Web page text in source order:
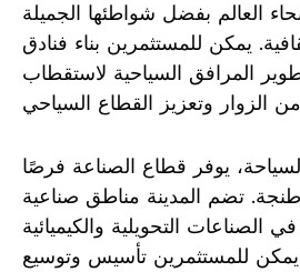
العالم بفضل شواطئها الجميلة
يمكن للمستثمرين بناء فنادق
المرافق السياحية لاستقطاب
السياحة، يوفر قطاع الصناعة فرصًا
تضم المدينة مناطق صناعية
التحويلية والكيميائية
يمكن للمستثمرين تأسيس وتوسيع